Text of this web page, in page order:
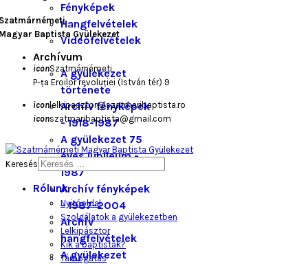
Fényképek
Hangfelvételek
Videófelvételek
Archívum
A gyülekezet
története
Archív fényképek
- 1918-1987
A gyülekezet 75
éves jubileum -
1987
Archív fényképek
- 1987-2004
Archív
hangfelvételek
A gyülekezet
Baptista Gyülekezet
iconSzatmárnémeti,
P-ța Eroilor revoluției (István tér) 9
iconlelkipasztor@szatmaribaptista.ro
iconszatmaribaptista@gmail.com
Keresés
Rólunk
Nyitóoldal
Szolgálatok a gyülekezetben
Lelkipásztor
Kik a baptisták?
Támogatás